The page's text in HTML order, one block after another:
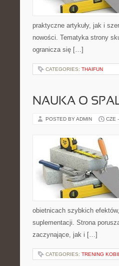
praktyczne artykuły, jak i
nowości. Tematyka strony
ogranicza się […]
CATEGORIES: THAIFUN
NAUKA O
POSTED BY ADMIN CZE
obietnicach szybkich
suplementacji. Strona
zaczynające, jak i […]
CATEGORIES: TRENING